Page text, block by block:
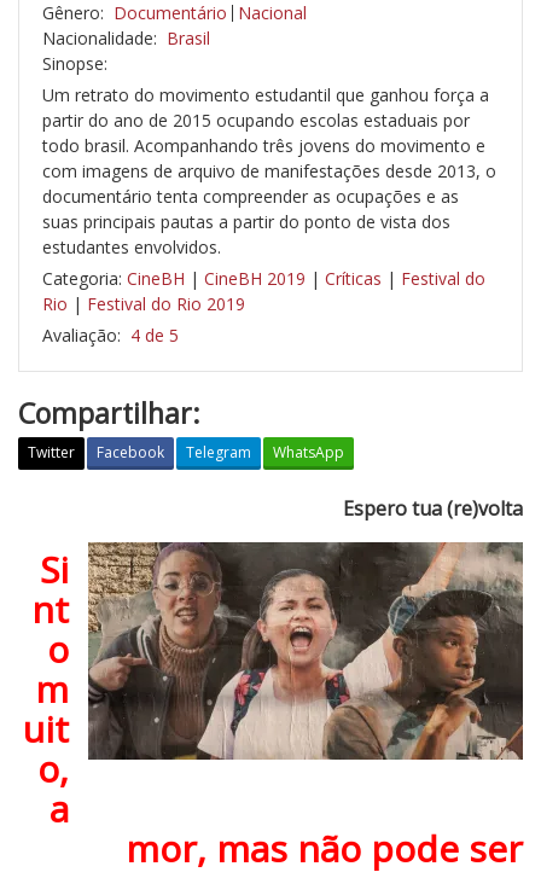
Gênero: Documentário Nacional
Nacionalidade: Brasil
Sinopse:
Um retrato do movimento estudantil que ganhou força a
partir do ano de 2015 ocupando escolas estaduais por
todo brasil. Acompanhando três jovens do movimento e
com imagens de arquivo de manifestações desde 2013, o
documentário tenta compreender as ocupações e as
suas principais pautas a partir do ponto de vista dos
estudantes envolvidos.
Categoria: CineBH | CineBH 2019 | Críticas | Festival do
Rio | Festival do Rio 2019
Avaliação: 4 de 5
Compartilhar:
Twitter Facebook Telegram WhatsApp
a
Espero tua (re)volta
Si
nt
o
m
uit
o,
a
mor, mas não pode ser